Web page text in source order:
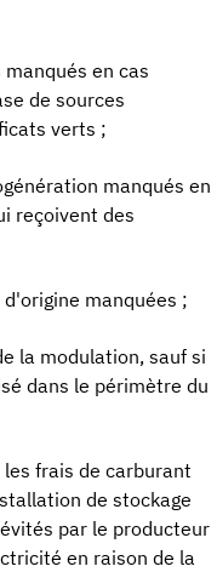
en cas
de sources
verts ;
manqués en
reçoivent des
manquées ;
la modulation, sauf si
dans le périmètre du
frais de carburant
de stockage
par le producteur
en raison de la